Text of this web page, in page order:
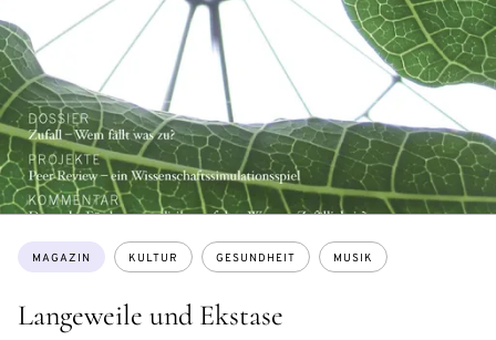
Langeweile und Ekstase
Themen:
MAGAZIN KULTUR GESUNDHEIT MUSIK